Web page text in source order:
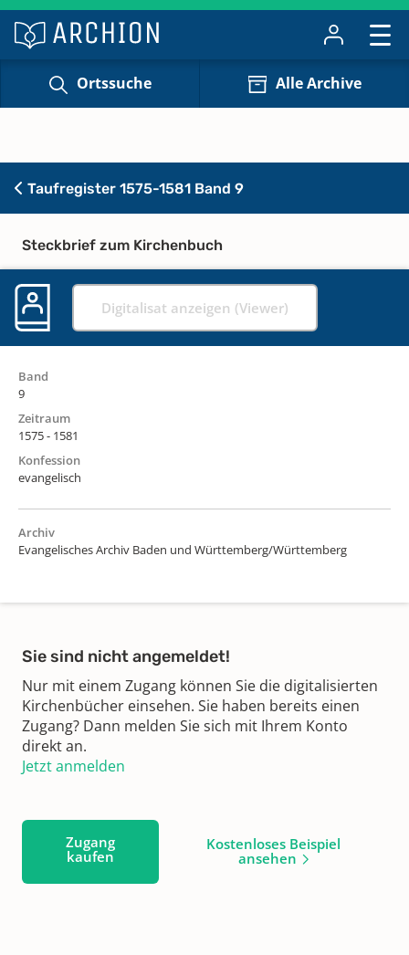
Ortssuche Alle Archive
Taufregister 1575-1581 Band 9
Steckbrief zum Kirchenbuch
Digitalisat anzeigen (Viewer)
Band
9
Zeitraum
1575 - 1581
Konfession
evangelisch
Archiv
Evangelisches Archiv Baden und Württemberg/Württemberg
Sie sind nicht angemeldet!
Nur mit einem Zugang können Sie die digitalisierten
Kirchenbücher einsehen. Sie haben bereits einen
Zugang? Dann melden Sie sich mit Ihrem Konto
direkt an.
Jetzt anmelden
Zugang
kaufen
Kostenloses Beispiel
ansehen